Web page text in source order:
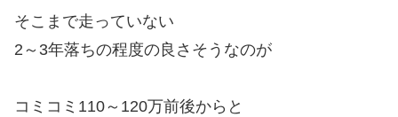
そこまで走っていない
2～3年落ちの程度の良さそうなのが
コミコミ110～120万前後からと